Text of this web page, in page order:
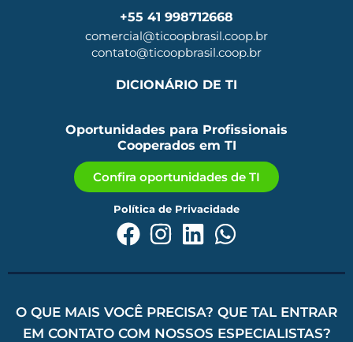
+55 41 998712668
comercial@ticoopbrasil.coop.br
contato@ticoopbrasil.coop.br
DICIONÁRIO DE TI
Oportunidades para Profissionais
Cooperados em TI
Confira oportunidades de TI
Política de Privacidade
O QUE MAIS VOCÊ PRECISA? QUE TAL ENTRAR
EM CONTATO COM NOSSOS ESPECIALISTAS?